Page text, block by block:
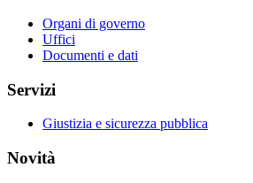
Organi di governo
Uffici
Documenti e dati
Servizi
Giustizia e sicurezza pubblica
Novità